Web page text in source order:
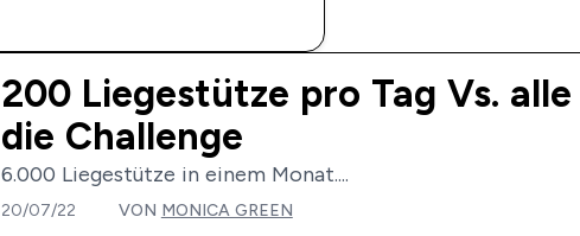
200 Liegestütze pro Tag Vs.
die Challenge
6.000 Liegestütze in einem Monat....
20/07/22 VON MONICA GREEN